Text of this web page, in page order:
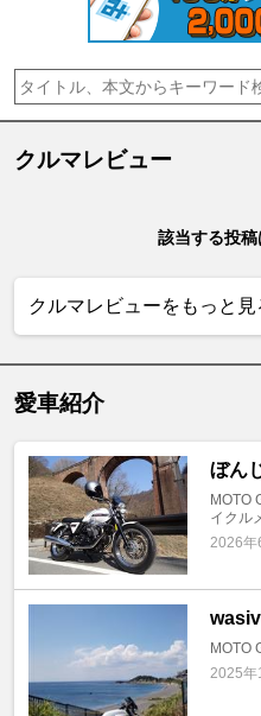
クルマレビュー
該当する投稿
クルマレビューをもっと見
愛車紹介
ぼん
MOTO
イクル
2026年
MOTO
2025年